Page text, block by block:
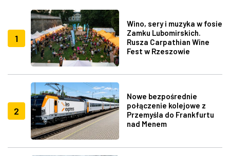
1
Wino, sery i muzyka w fosie
Zamku Lubomirskich.
Rusza Carpathian Wine
Fest w Rzeszowie
2
Nowe bezpośrednie
połączenie kolejowe z
Przemyśla do Frankfurtu
nad Menem